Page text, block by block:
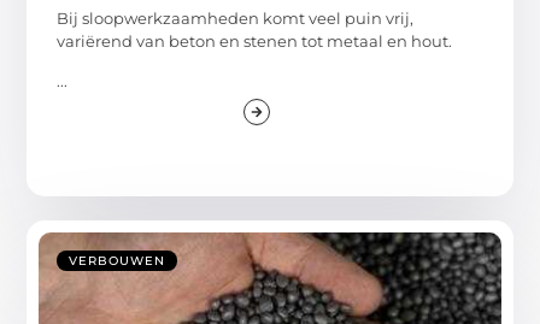
Bij sloopwerkzaamheden komt veel puin vrij,
variërend van beton en stenen tot metaal en hout.
...
VERBOUWEN